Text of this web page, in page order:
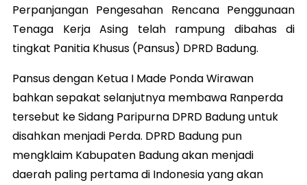
Perpanjangan Pengesahan Rencana Penggunaan
Tenaga Kerja Asing telah rampung dibahas di
tingkat Panitia Khusus (Pansus) DPRD Badung.
Pansus dengan Ketua I Made Ponda Wirawan
bahkan sepakat selanjutnya membawa Ranperda
tersebut ke Sidang Paripurna DPRD Badung untuk
disahkan menjadi Perda. DPRD Badung pun
mengklaim Kabupaten Badung akan menjadi
daerah paling pertama di Indonesia yang akan